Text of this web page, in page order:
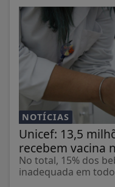
NOTÍCIAS
Unicef: 13,5
recebem vacina
No total, 15% dos
inadequada em